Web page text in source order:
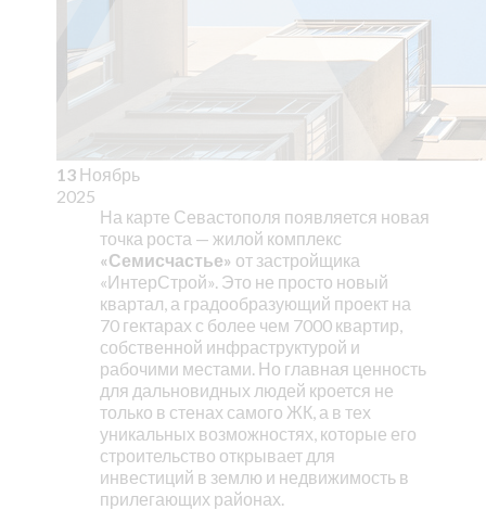
13 Ноябрь
2025
На карте Севастополя появляется новая
точка роста — жилой комплекс
«Семисчастье» от застройщика
«ИнтерСтрой». Это не просто новый
квартал, а градообразующий проект на
70 гектарах с более чем 7000 квартир,
собственной инфраструктурой и
рабочими местами. Но главная ценность
для дальновидных людей кроется не
только в стенах самого ЖК, а в тех
уникальных возможностях, которые его
строительство открывает для
инвестиций в землю и недвижимость в
прилегающих районах.